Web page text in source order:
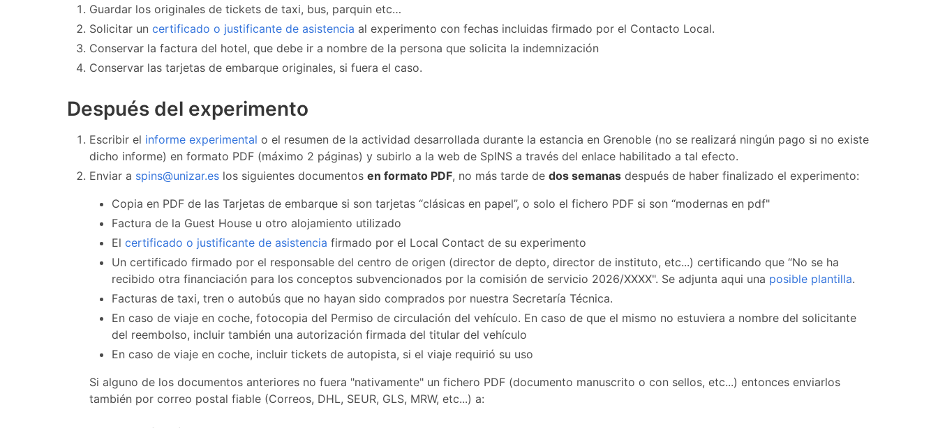
Guardar los originales de tickets de taxi, bus, parquin etc…
Solicitar un certificado o justificante de asistencia al experimento con fechas incluidas firmado por el Contacto Local.
Conservar la factura del hotel, que debe ir a nombre de la persona que solicita la indemnización
Conservar las tarjetas de embarque originales, si fuera el caso.
Después del experimento
Escribir el informe experimental o el resumen de la actividad desarrollada durante la estancia en Grenoble (no se realizará ningún pago si no existe
dicho informe) en formato PDF (máximo 2 páginas) y subirlo a la web de SpINS a través del enlace habilitado a tal efecto.
Enviar a spins@unizar.es los siguientes documentos en formato PDF, no más tarde de dos semanas después de haber finalizado el experimento:
Copia en PDF de las Tarjetas de embarque si son tarjetas “clásicas en papel”, o solo el fichero PDF si son “modernas en pdf"
Factura de la Guest House u otro alojamiento utilizado
El certificado o justificante de asistencia firmado por el Local Contact de su experimento
Un certificado firmado por el responsable del centro de origen (director de depto, director de instituto, etc...) certificando que “No se ha
recibido otra financiación para los conceptos subvencionados por la comisión de servicio 2026/XXXX". Se adjunta aqui una posible plantilla.
Facturas de taxi, tren o autobús que no hayan sido comprados por nuestra Secretaría Técnica.
En caso de viaje en coche, fotocopia del Permiso de circulación del vehículo. En caso de que el mismo no estuviera a nombre del solicitante
del reembolso, incluir también una autorización firmada del titular del vehículo
En caso de viaje en coche, incluir tickets de autopista, si el viaje requirió su uso
Si alguno de los documentos anteriores no fuera "nativamente" un fichero PDF (documento manuscrito o con sellos, etc...) entonces enviarlos
también por correo postal fiable (Correos, DHL, SEUR, GLS, MRW, etc...) a: